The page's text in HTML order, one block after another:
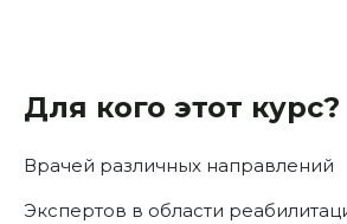
Для кого этот курс?
Врачей различных направлений
Экспертов в области